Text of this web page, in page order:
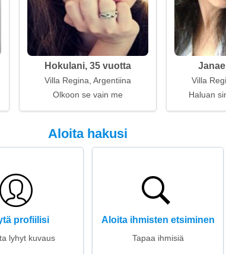
Hokulani, 35 vuotta
Villa Regina, Argentiina
Olkoon se vain me
Villa
Haluan
Aloita hakusi
profiilisi
lyhyt kuvaus
Aloita ihmisten etsiminen
Tapaa ihmisiä